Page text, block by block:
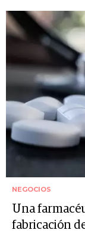
NEGOCIOS
Una
fabricación